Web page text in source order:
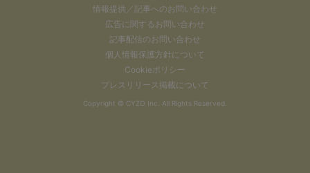
情報提供／記事へのお問い合わせ
広告に関するお問い合わせ
記事配信のお問い合わせ
個人情報保護方針について
Cookieポリシー
プレスリリース掲載について
Copyright © CYZO Inc. All Rights Reserved.